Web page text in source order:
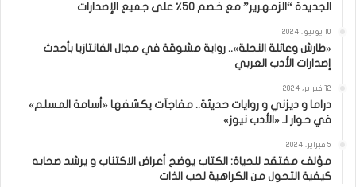
الجديدة “الزمهرير” مع خصم 50٪ على جميع الإصدارات
10 يونيو، 2024
«طارش وعائلة النحلة».. رواية مشوقة في مجال الفانتازيا بأحدث
إصدارات الأدب العربي
12 فبراير، 2024
دراما و ديزني و روايات حديثة.. مفاجآت يكشفها «أسامة المسلم»
في حوار لـ «الأدب نيوز»
5 فبراير، 2024
مؤلف مفتقد للحياة: الكتاب يوضح أعراض الاكتئاب و يرشد صحابه
كيفية التحول من الكراهية لحب الذات